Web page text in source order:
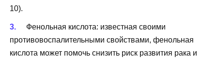
10).
Фенольная кислота: известная своими
противовоспалительными свойствами, фенольная
кислота может помочь снизить риск развития рака и